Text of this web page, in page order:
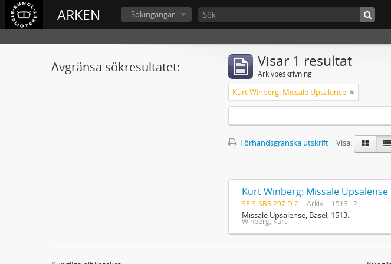
ARKEN Sökingångar
Avgränsa sökresultatet: Visar 1 resultat
Arkivbeskrivning
Kurt Winberg: Missale Upsalense
Förhandsgranska utskrift
Visa:
Kurt Winberg: Missale Upsalense
SE S-SBS 297 D 2 Arkiv 1513 - ?
Missale Upsalense, Basel, 1513.
Winberg, Kurt